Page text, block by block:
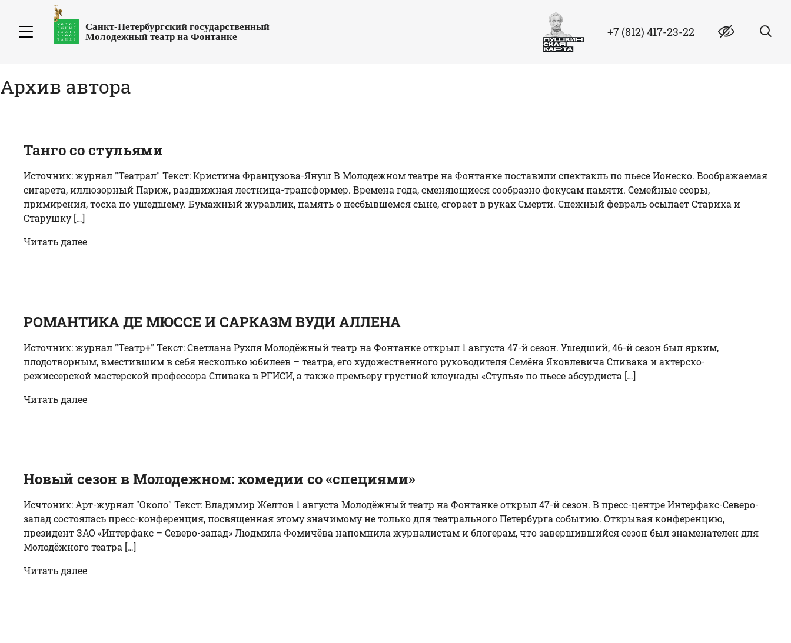
Санкт-Петербургский государственный
Молодежный театр на Фонтанке
+7 (812) 417-23-22
Архив автора
Танго со стульями
Источник: журнал "Театрал" Текст: Кристина Французова-Януш В Молодежном театре на Фонтанке поставили спектакль по пьесе Ионеско. Воображаемая
сигарета, иллюзорный Париж, раздвижная лестница-трансформер. Времена года, сменяющиеся сообразно фокусам памяти. Семейные ссоры,
примирения, тоска по ушедшему. Бумажный журавлик, память о несбывшемся сыне, сгорает в руках Смерти. Снежный февраль осыпает Старика и
Старушку […]
Читать далее
РОМАНТИКА ДЕ МЮССЕ И САРКАЗМ ВУДИ АЛЛЕНА
Источник: журнал "Театр+" Текст: Светлана Рухля Молодёжный театр на Фонтанке открыл 1 августа 47-й сезон. Ушедший, 46-й сезон был ярким,
плодотворным, вместившим в себя несколько юбилеев – театра, его художественного руководителя Семёна Яковлевича Спивака и актерско-
режиссерской мастерской профессора Спивака в РГИСИ, а также премьеру грустной клоунады «Стулья» по пьесе абсурдиста […]
Читать далее
Новый сезон в Молодежном: комедии со «специями»
Исчтоник: Арт-журнал "Около" Текст: Владимир Желтов 1 августа Молодёжный театр на Фонтанке открыл 47-й сезон. В пресс-центре Интерфакс-Северо-
запад состоялась пресс-конференция, посвященная этому значимому не только для театрального Петербурга событию. Открывая конференцию,
президент ЗАО «Интерфакс – Северо-запад» Людмила Фомичёва напомнила журналистам и блогерам, что завершившийся сезон был знаменателен для
Молодёжного театра […]
Читать далее